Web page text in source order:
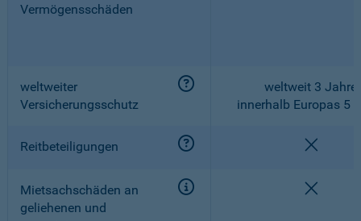
Vermögensschäden
weltweiter
Versicherungsschutz
weltweit 3 Jahre,
innerhalb Europas 5
Reitbeteiligungen
Mietsachschäden an
geliehenen und